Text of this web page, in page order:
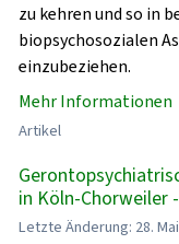
zu kehren und so in
biopsychosozialen
einzubeziehen.
Mehr Informationen
Artikel
in Köln-Chorweiler
Letzte Änderung: 28.